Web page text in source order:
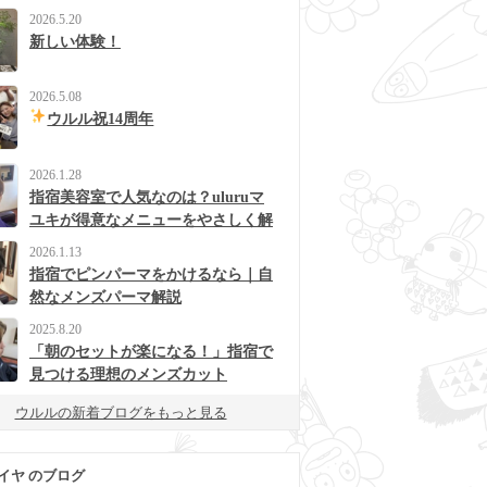
2026.5.20
新しい体験！
2026.5.08
ウルル祝14周年
2026.1.28
指宿美容室で人気なのは？uluruマ
ユキが得意なメニューをやさしく解
2026.1.13
指宿でピンパーマをかけるなら｜自
然なメンズパーマ解説
2025.8.20
「朝のセットが楽になる！」指宿で
見つける理想のメンズカット
ウルルの新着ブログをもっと見る
ヤ のブログ